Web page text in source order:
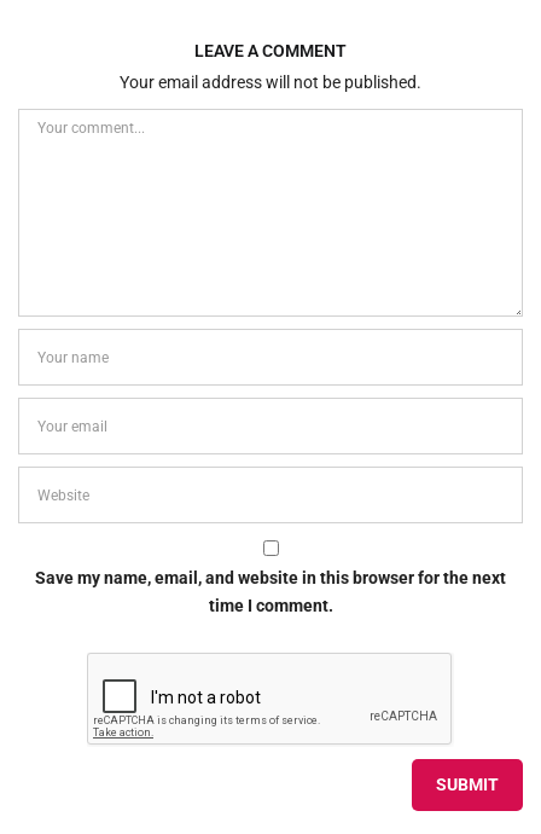
LEAVE A COMMENT
Your email address will not be published.
Save my name, email, and website in this browser for the next
time I comment.